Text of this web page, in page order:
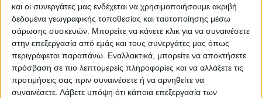
και οι συνεργάτες μας ενδέχεται να χρησιμοποιήσουμε ακριβή
δεδομένα γεωγραφικής τοποθεσίας και ταυτοποίησης μέσω
σάρωσης συσκευών. Μπορείτε να κάνετε κλικ για να συναινέσετε
στην επεξεργασία από εμάς και τους συνεργάτες μας όπως
περιγράφεται παραπάνω. Εναλλακτικά, μπορείτε να αποκτήσετε
πρόσβαση σε πιο λεπτομερείς πληροφορίες και να αλλάξετε τις
προτιμήσεις σας πριν συναινέσετε ή να αρνηθείτε να
συναινέσετε. Λάβετε υπόψη ότι κάποια επεξεργασία των
Στις θύρες BU, CU, DU, ED η τιμή του
κανονικού εισιτηρίου είναι 15 ευρώ, η τιμή
του παιδικού 7 ευρώ, ενώ ισχύει ειδική τιμή
στις συγκεκριμένες θύρες στα 10 ευρώ για
πολύτεκνους, ΑΜΕΑ, φοιτητές και άνεργους.